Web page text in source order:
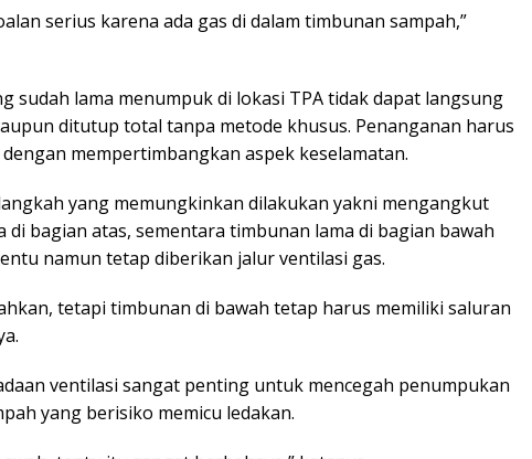
serius karena ada gas di dalam timbunan sampah,”
sudah lama menumpuk di lokasi TPA tidak dapat langsung
ditutup total tanpa metode khusus. Penanganan harus
mempertimbangkan aspek keselamatan.
yang memungkinkan dilakukan yakni mengangkut
di bagian atas, sementara timbunan lama di bagian bawah
namun tetap diberikan jalur ventilasi gas.
tetapi timbunan di bawah tetap harus memiliki saluran
ventilasi sangat penting untuk mencegah penumpukan
yang berisiko memicu ledakan.